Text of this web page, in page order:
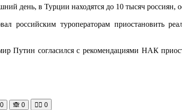
день, в Турции находятся до 10 тысяч россиян,
российским туроператорам приостановить
Путин согласился с рекомендациями НАК
0 🙈 0 🧘‍♀️ 0